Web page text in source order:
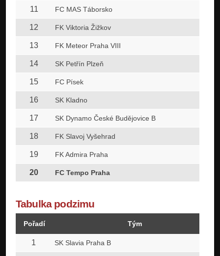
11 FC MAS Táborsko
12 FK Viktoria Žižkov
13 FK Meteor Praha VIII
14 SK Petřín Plzeň
15 FC Písek
16 SK Kladno
17 SK Dynamo České Budějovice B
18 FK Slavoj Vyšehrad
19 FK Admira Praha
20 FC Tempo Praha
Tabulka podzimu
Pořadí Tým
1 SK Slavia Praha B